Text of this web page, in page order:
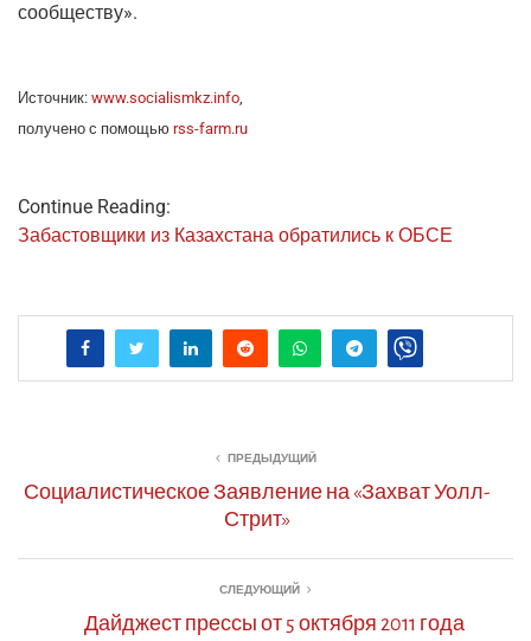
сообществу».
Источ­ник: www.socialismkz.info
полу­че­но с помо­щью rss-farm.ru
Continue Reading:
Заба­стов­щи­ки из Казах­ста­на обра­ти­лись к ОБСЕ
ПРЕДЫДУЩИЙ
Социалистическое Заявление на «Захват Уолл-
Стрит»
СЛЕДУЮЩИЙ
Дайджест прессы от 5 октября 2011 года